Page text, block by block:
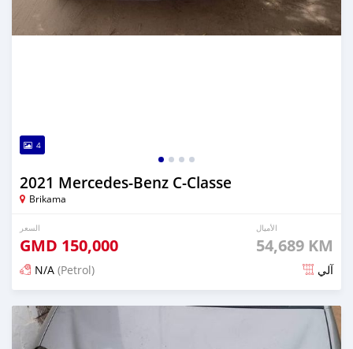
4
2021 Mercedes-Benz C-Classe
Brikama
السعر
GMD 150,000
الأميال
54,689 KM
N/A (Petrol) آلي
تم النشر منذ حوالي سنتان مضت